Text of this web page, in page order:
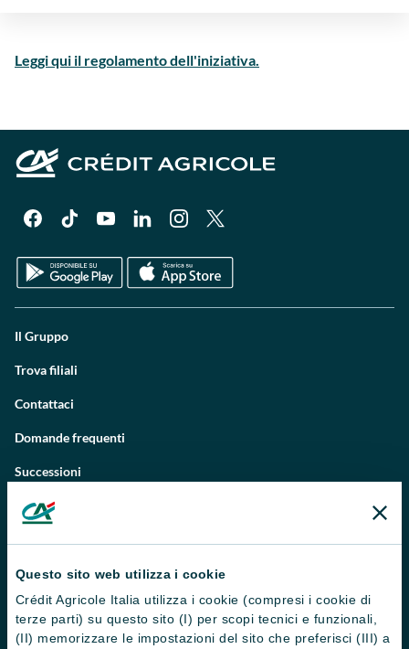
Questo sito web utilizza i cookie
Crédit Agricole Italia utilizza i cookie (compresi i cookie di
terze parti) su questo sito (I) per scopi tecnici e funzionali,
(II) memorizzare le impostazioni del sito che preferisci (III) a
Leggi qui il regolamento dell'iniziativa.
Il Gruppo
Trova filiali
Contattaci
Domande frequenti
Successioni
Servizi e pagamenti digitali
Guide
Normative
Disconoscimento operazioni